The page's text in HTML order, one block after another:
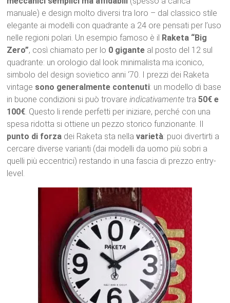
manuale) e design molto diversi tra loro – dal classico stile
elegante ai modelli con quadrante a 24 ore pensati per l’uso
nelle regioni polari. Un esempio famoso è il Raketa “Big
Zero”, così chiamato per lo 0 gigante al posto del 12 sul
quadrante: un orologio dal look minimalista ma iconico,
simbolo del design sovietico anni ‘70. I prezzi dei Raketa
vintage sono generalmente contenuti: un modello di base
in buone condizioni si può trovareindicativamente tra50€ e
100€. Questo li rende perfetti per iniziare, perché con una
spesa ridotta si ottiene un pezzo storico funzionante. Il
punto di forza dei Raketa sta nellavarietà: puoi divertirti a
cercare diverse varianti (dai modelli da uomo più sobri a
quelli più eccentrici) restando in una fascia di prezzo entry-
level.